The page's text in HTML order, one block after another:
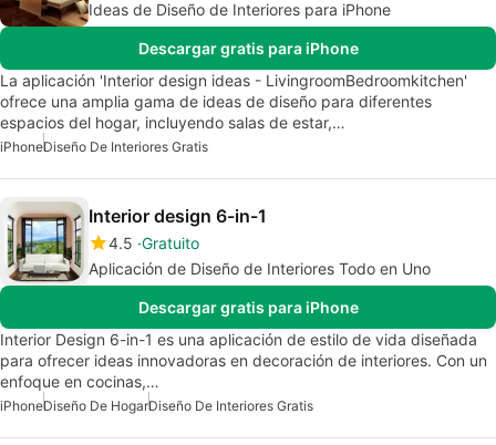
Ideas de Diseño de Interiores para iPhone
Descargar gratis para iPhone
La aplicación 'Interior design ideas - LivingroomBedroomkitchen'
ofrece una amplia gama de ideas de diseño para diferentes
espacios del hogar, incluyendo salas de estar,…
iPhoneDiseño De Interiores Gratis
Interior design 6-in-1
4.5 Gratuito
Aplicación de Diseño de Interiores Todo en Uno
Descargar gratis para iPhone
Interior Design 6-in-1 es una aplicación de estilo de vida diseñada
para ofrecer ideas innovadoras en decoración de interiores. Con un
enfoque en cocinas,…
iPhoneDiseño De HogarDiseño De Interiores Gratis